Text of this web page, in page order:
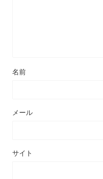
名前
メール
サイト